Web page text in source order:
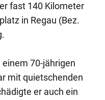
fast 140 Kilometer
in Regau (Bez.
70-jährigen
mit quietschenden
er auch ein